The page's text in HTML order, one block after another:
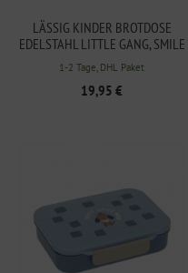
LÄSSIG KINDER BROTDOSE
EDELSTAHL LITTLE GANG, SMILE
NAVY
1-2 Tage, DHL Paket
19,95 €